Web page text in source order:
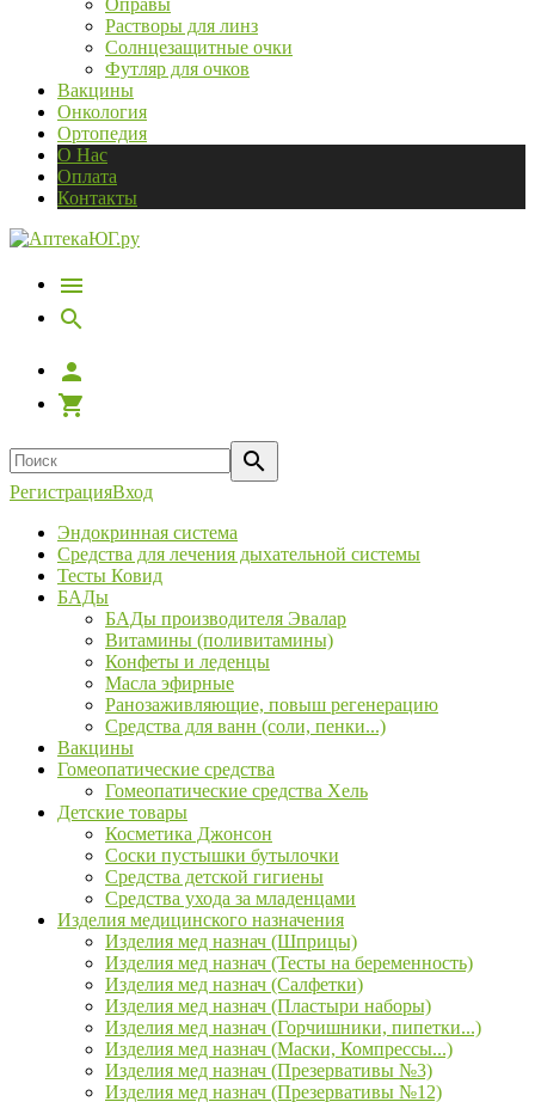
Оправы
Растворы для линз
Солнцезащитные очки
Футляр для очков
Вакцины
Онкология
Ортопедия
О Нас
Оплата
Контакты
РегистрацияВход
Эндокринная система
Средства для лечения дыхательной системы
Тесты Ковид
БАДы
БАДы производителя Эвалар
Витамины (поливитамины)
Конфеты и леденцы
Масла эфирные
Ранозаживляющие, повыш регенерацию
Средства для ванн (соли, пенки...)
Вакцины
Гомеопатические средства
Гомеопатические средства Хель
Детские товары
Косметика Джонсон
Соски пустышки бутылочки
Средства детской гигиены
Средства ухода за младенцами
Изделия медицинского назначения
Изделия мед назнач (Шприцы)
Изделия мед назнач (Тесты на беременность)
Изделия мед назнач (Салфетки)
Изделия мед назнач (Пластыри наборы)
Изделия мед назнач (Горчишники, пипетки...)
Изделия мед назнач (Маски, Компрессы...)
Изделия мед назнач (Презервативы №3)
Изделия мед назнач (Презервативы №12)